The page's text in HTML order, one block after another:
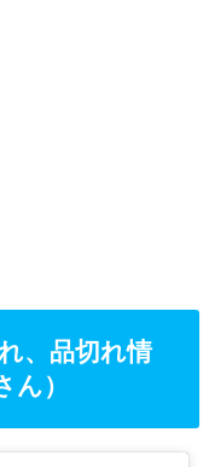
、品切れ情
）